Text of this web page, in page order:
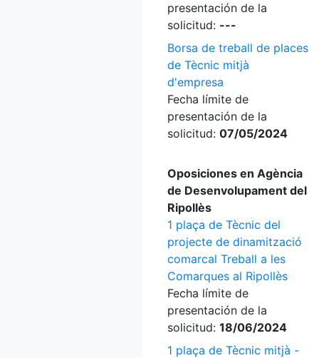
presentación de la
solicitud: ---
Borsa de treball de places
de Tècnic mitjà
d'empresa
Fecha límite de
presentación de la
solicitud: 07/05/2024
Oposiciones en Agència
de Desenvolupament del
Ripollès
1 plaça de Tècnic del
projecte de dinamització
comarcal Treball a les
Comarques al Ripollès
Fecha límite de
presentación de la
solicitud: 18/06/2024
1 plaça de Tècnic mitjà -